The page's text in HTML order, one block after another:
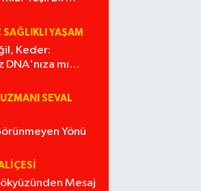
SAĞLIKLI YAŞAM
Keder:
mı
SEVAL
Yönü
Mesaj